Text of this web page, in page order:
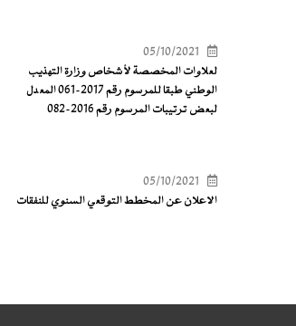
05/10/2021
لعلاوات المخصصة لأشخاص وزارة التهذيب
الوطني طبقا للمرسوم رقم 2017-061 المعدل
لبعض ترتيبات المرسوم رقم 2016-082
05/10/2021
الاعلان عن المخطط التوقعي السنوي للنفقات